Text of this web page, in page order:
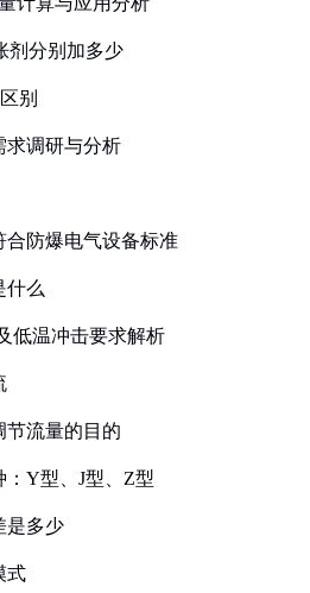
剂分别加多少
别
求调研与分析
合防爆电气设备标准
什么
低温冲击要求解析
节流量的目的
Y型、J型、Z型
是多少
式